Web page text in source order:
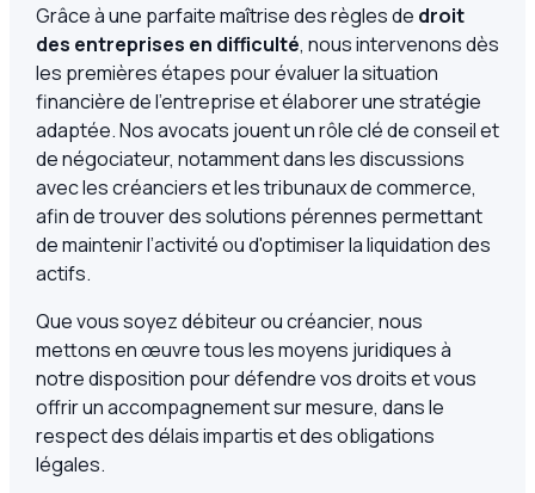
Grâce à une parfaite maîtrise des règles de droit
des entreprises en difficulté, nous intervenons dès
les premières étapes pour évaluer la situation
financière de l'entreprise et élaborer une stratégie
adaptée. Nos avocats jouent un rôle clé de conseil et
de négociateur, notamment dans les discussions
avec les créanciers et les tribunaux de commerce,
afin de trouver des solutions pérennes permettant
de maintenir l’activité ou d'optimiser la liquidation des
actifs.
Que vous soyez débiteur ou créancier, nous
mettons en œuvre tous les moyens juridiques à
notre disposition pour défendre vos droits et vous
offrir un accompagnement sur mesure, dans le
respect des délais impartis et des obligations
légales.